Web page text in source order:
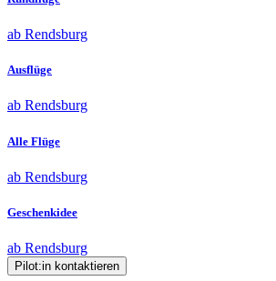
ab Rendsburg
Ausflüge
ab Rendsburg
Alle Flüge
ab Rendsburg
Geschenkidee
ab Rendsburg
Pilot:in kontaktieren